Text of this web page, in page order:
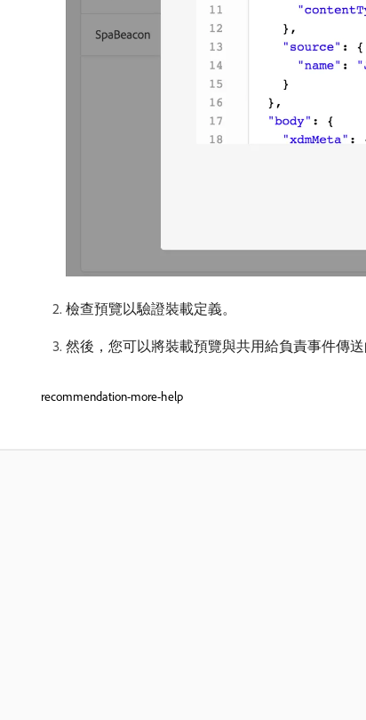
檢查預覽以驗證裝載定義。
然後，您可以將裝載預覽與共用給負責事件傳
recommendation-more-help